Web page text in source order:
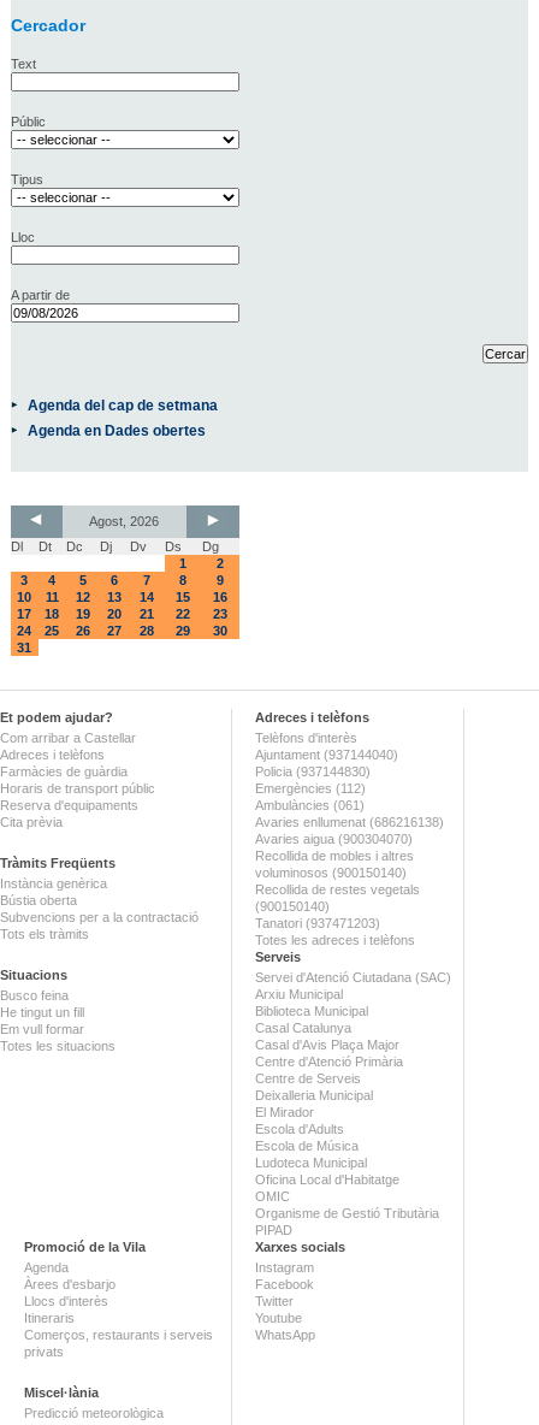
Cercador
Text
Públic
Tipus
Lloc
A partir de
Agenda del cap de setmana
Agenda en Dades obertes
Agost, 2026
Dl
Dt Dc Dj Dv Ds
Dg
1
2
3
4 5 6 7 8
9
10
11 12 13 14 15
16
17
18 19 20 21 22
23
24
25 26 27 28 29
30
31
Et podem ajudar?
Com arribar a Castellar
Adreces i telèfons
Farmàcies de guàrdia
Horaris de transport públic
Reserva d'equipaments
Cita prèvia
Tràmits Freqüents
Instància genèrica
Bústia oberta
Subvencions per a la contractació
Tots els tràmits
Situacions
Busco feina
He tingut un fill
Em vull formar
Totes les situacions
Adreces i telèfons
Telèfons d'interès
Ajuntament (937144040)
Policia (937144830)
Emergències (112)
Ambulàncies (061)
Avaries enllumenat (686216138)
Avaries aigua (900304070)
Recollida de mobles i altres
voluminosos (900150140)
Recollida de restes vegetals
(900150140)
Tanatori (937471203)
Totes les adreces i telèfons
Serveis
Servei d'Atenció Ciutadana (SAC)
Arxiu Municipal
Biblioteca Municipal
Casal Catalunya
Casal d'Avis Plaça Major
Centre d'Atenció Primària
Centre de Serveis
Deixalleria Municipal
El Mirador
Escola d'Adults
Escola de Música
Ludoteca Municipal
Oficina Local d'Habitatge
OMIC
Organisme de Gestió Tributària
PIPAD
Promoció de la Vila
Agenda
Àrees d'esbarjo
Llocs d'interès
Itineraris
Comerços, restaurants i serveis
privats
Miscel·lània
Predicció meteorològica
Xarxes socials
Instagram
Facebook
Twitter
Youtube
WhatsApp